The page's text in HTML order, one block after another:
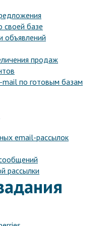
своей базе
объявлений
продаж
mail по готовым базам
email-рассылок
рассылки